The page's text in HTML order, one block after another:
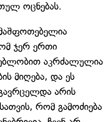
ოცნებას.
ჯერ ერთი
აკრძალულია
მიღება, და ეს
არის
რომ გამოძიება